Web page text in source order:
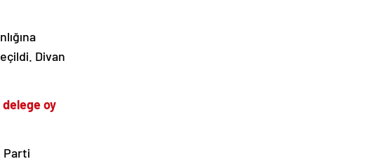
Divan
delege oy
Parti